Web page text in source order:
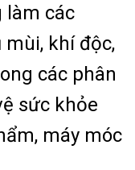
làm các
khí độc,
các phân
sức khỏe
máy móc